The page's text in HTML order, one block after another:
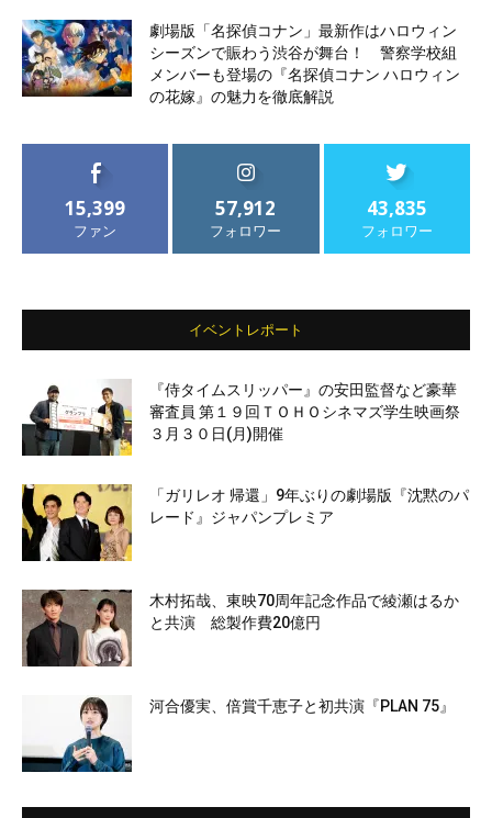
劇場版「名探偵コナン」最新作はハロウィン
シーズンで賑わう渋谷が舞台！ 警察学校組
メンバーも登場の『名探偵コナン ハロウィン
の花嫁』の魅力を徹底解説
15,399
ファン
57,912
フォロワー
43,835
フォロワー
イベントレポート
『侍タイムスリッパー』の安田監督など豪華
審査員 第１９回ＴＯＨＯシネマズ学生映画祭
３月３０日(月)開催
「ガリレオ 帰還」9年ぶりの劇場版『沈黙のパ
レード』ジャパンプレミア
木村拓哉、東映70周年記念作品で綾瀬はるか
と共演 総製作費20億円
河合優実、倍賞千恵子と初共演『PLAN 75』